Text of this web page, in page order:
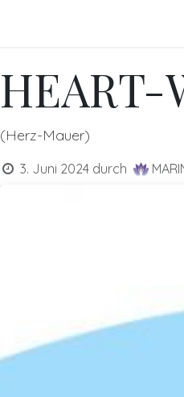
HEART-
(Herz-Mauer)
3. Juni 2024 durch